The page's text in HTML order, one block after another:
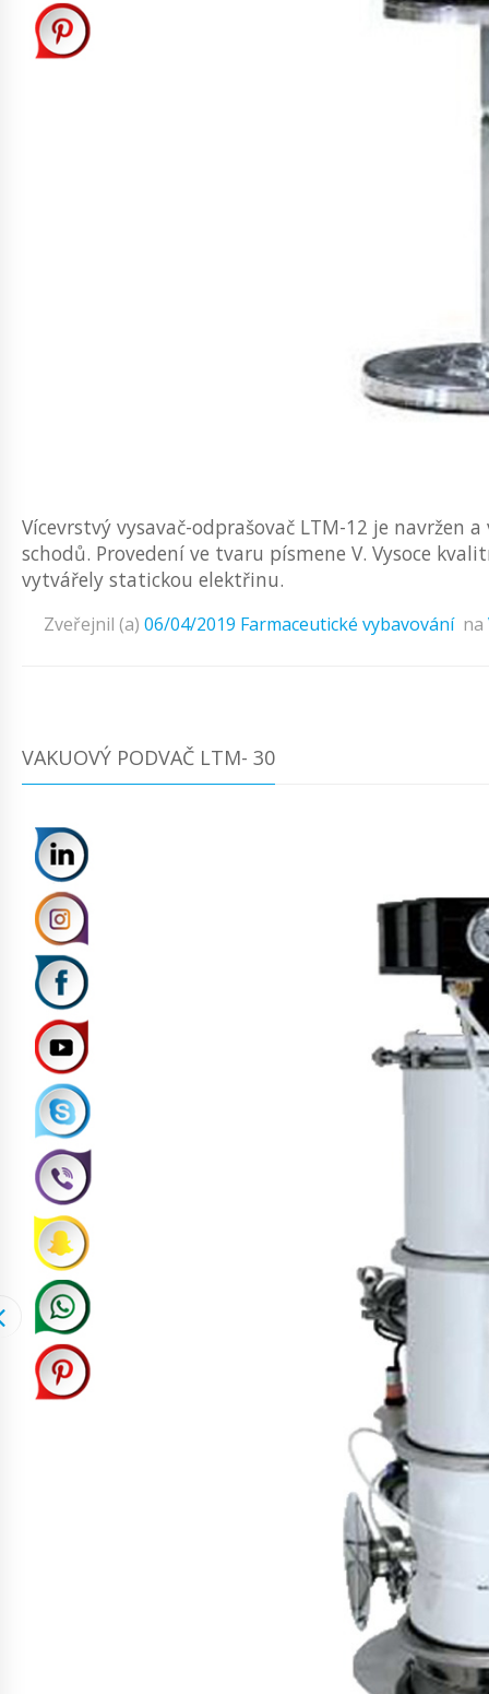
Vícevrstvý vysavač-odprašovač LTM-12 je
schodů. Provedení ve tvaru písmene V. Vysoce
vytvářely statickou elektřinu.
Zveřejnil (a) 06/04/2019 Farmaceutické vybavování na
VAKUOVÝ PODVAČ LTM- 30